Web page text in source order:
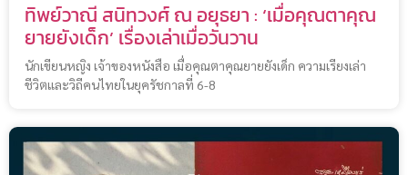
ทิพย์วาณี สนิทวงศ์ ณ อยุธยา : ‘เมื่อคุณตาคุณ
ยายยังเด็ก’ เรื่องเล่าเมื่อวันวาน
นักเขียนหญิง เจ้าของหนังสือ เมื่อคุณตาคุณยายยังเด็ก ความเรียงเล่า
ชีวิตและวิถีคนไทยในยุครัชกาลที่ 6-8